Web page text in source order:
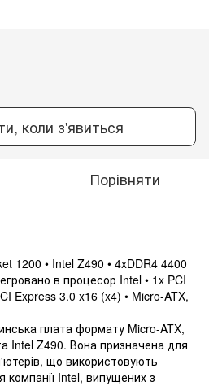
коли з'явиться
Порівняти
1200 • Intel Z490 • 4xDDR4 4400
в процесор Intel • 1x PCI
Express 3.0 x16 (x4) • Micro-ATX,
плата формату Micro-ATX,
Intel Z490. Вона призначена для
що використовують
компанії Intel, випущених з